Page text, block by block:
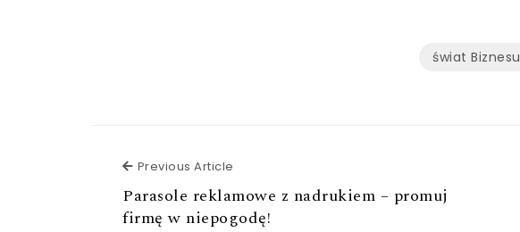
świat Biznesu
Previous Article
Parasole reklamowe z nadrukiem – promuj
firmę w niepogodę!